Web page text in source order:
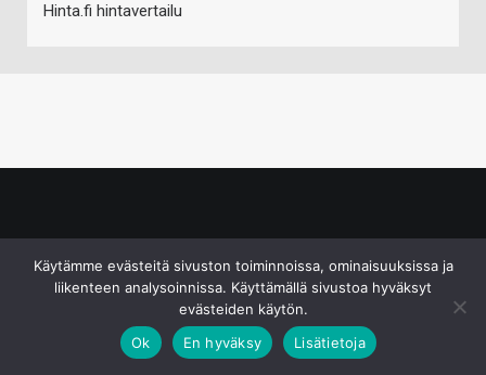
Hinta.fi hintavertailu
Käytämme evästeitä sivuston toiminnoissa, ominaisuuksissa ja
liikenteen analysoinnissa. Käyttämällä sivustoa hyväksyt
evästeiden käytön.
Ok
En hyväksy Lisätietoja